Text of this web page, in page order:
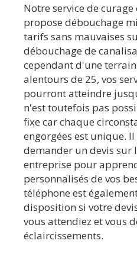
Notre service de
propose débouchage
tarifs sans mauvaises
débouchage de
cependant d'une
alentours de 25, vos
pourront atteindre
n'est toutefois pas
fixe car chaque
engorgées est unique.
demander un devis sur
entreprise pour
personnalisés de vos
téléphone est
disposition si votre
vous attendiez et vous
éclaircissements.